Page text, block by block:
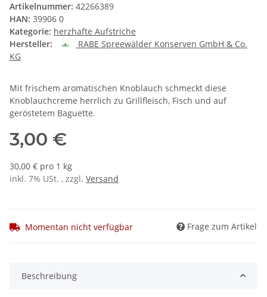
Artikelnummer: 42266389
HAN: 39906 0
Kategorie: herzhafte Aufstriche
Hersteller:
RABE Spreewälder Konserven GmbH & Co.
KG
Mit frischem aromatischen Knoblauch schmeckt diese
Knoblauchcreme herrlich zu Grillfleisch, Fisch und auf
geröstetem Baguette.
3,00 €
30,00 € pro 1 kg
inkl. 7% USt. , zzgl. Versand
Momentan nicht verfügbar Frage zum Artikel
Beschreibung